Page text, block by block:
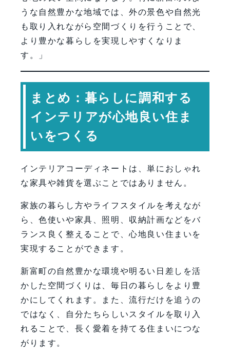
うな自然豊かな地域では、外の景色や自然光
も取り入れながら空間づくりを行うことで、
より豊かな暮らしを実現しやすくなりま
す。」
まとめ：暮らしに調和する
インテリアが心地良い住ま
いをつくる
インテリアコーディネートは、単におしゃれ
な家具や雑貨を選ぶことではありません。
家族の暮らし方やライフスタイルを考えなが
ら、色使いや家具、照明、収納計画などをバ
ランス良く整えることで、心地良い住まいを
実現することができます。
新富町の自然豊かな環境や明るい日差しを活
かした空間づくりは、毎日の暮らしをより豊
かにしてくれます。また、流行だけを追うの
ではなく、自分たちらしいスタイルを取り入
れることで、長く愛着を持てる住まいにつな
がります。